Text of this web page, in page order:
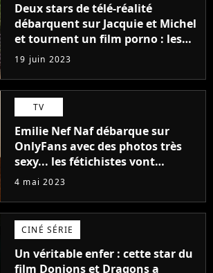
Deux stars de télé-réalité
débarquent sur Jacquie et Michel
et tournent un film porno : les
premières images du tournage
(exclu)
19 juin 2023
TV
Emilie Nef Naf débarque sur
OnlyFans avec des photos très
sexy... les fétichistes vont
prendre leur pied !
4 mai 2023
CINÉ SÉRIE
Un véritable enfer : cette star du
film Donjons et Dragons a